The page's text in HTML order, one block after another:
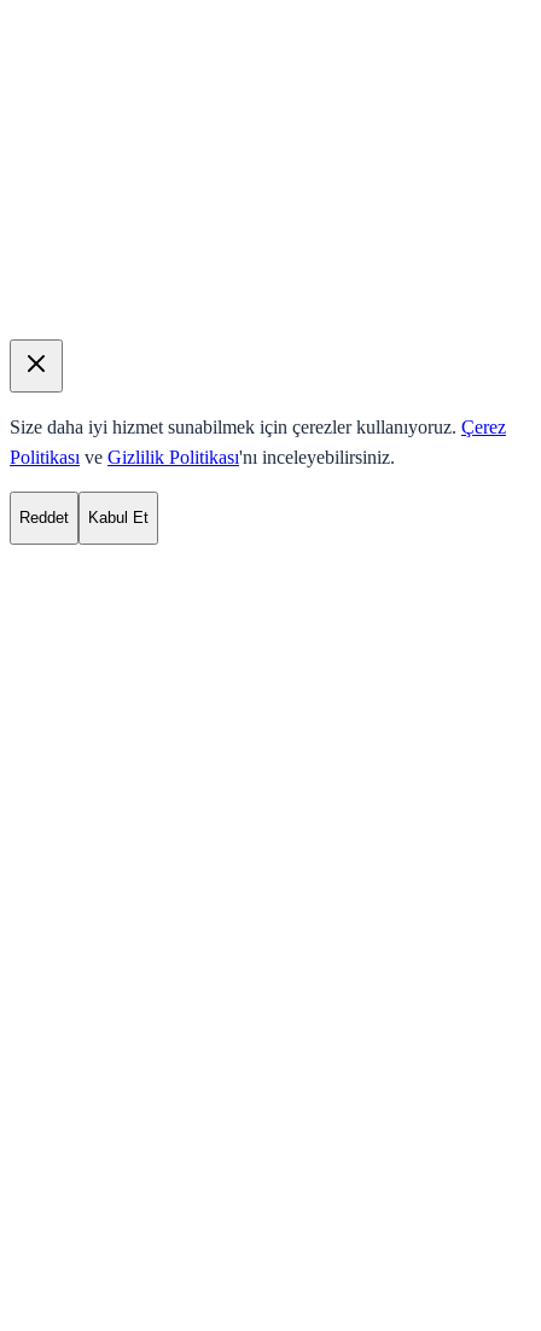
Size daha iyi hizmet sunabilmek için çerezler kullanıyoruz. Çerez
Politikası ve Gizlilik Politikası'nı inceleyebilirsiniz.
Reddet Kabul Et